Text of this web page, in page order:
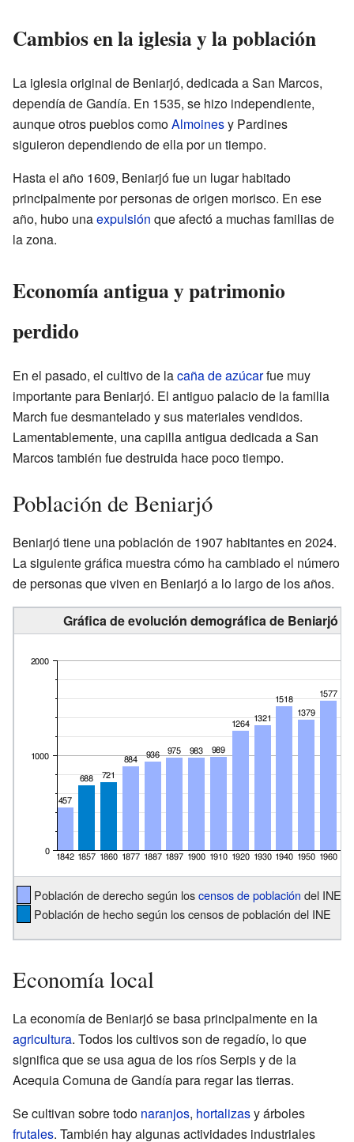
Cambios en la iglesia y la población
La iglesia original de Beniarjó, dedicada a San Marcos,
dependía de Gandía. En 1535, se hizo independiente,
aunque otros pueblos comoAlmoinesy Pardines
siguieron dependiendo de ella por un tiempo.
Hasta el año 1609, Beniarjó fue un lugar habitado
principalmente por personas de origen morisco. En ese
año, hubo unaexpulsión que afectó a muchas familias de
la zona.
Economía antigua y patrimonio
perdido
En el pasado, el cultivo de lacaña de azúcarfue muy
importante para Beniarjó. El antiguo palacio de la familia
March fue desmantelado y sus materiales vendidos.
Lamentablemente, una capilla antigua dedicada a San
Marcos también fue destruida hace poco tiempo.
Población de Beniarjó
Beniarjó tiene una población de 1907 habitantes en 2024.
La siguiente gráfica muestra cómo ha cambiado el número
de personas que viven en Beniarjó a lo largo de los años.
Gráfica de evolución demográfica de Beniarjó
Población de derecho según loscensos de población del INE
Población de hecho según los censos de población del INE
Economía local
La economía de Beniarjó se basa principalmente en la
agricultura. Todos los cultivos son de regadío, lo que
significa que se usa agua de los ríos Serpis y de la
Acequia Comuna de Gandía para regar las tierras.
Se cultivan sobre todo naranjos, hortalizasy árboles
frutales. También hay algunas actividades industriales